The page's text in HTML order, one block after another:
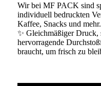
Wir bei MF PACK sind
individuell bedruckten
Kaffee, Snacks und mehr.
✨ Gleichmäßiger Druck,
hervorragende
braucht, um frisch zu